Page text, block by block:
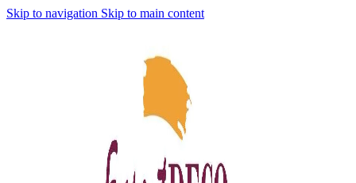
Skip to navigation Skip to main content